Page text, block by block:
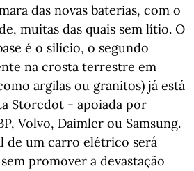
das novas baterias, com o
muitas das quais sem lítio. O
é o silício, o segundo
na crosta terrestre em
argilas ou granitos) já está
Storedot - apoiada por
Volvo, Daimler ou Samsung.
de um carro elétrico será
promover a devastação